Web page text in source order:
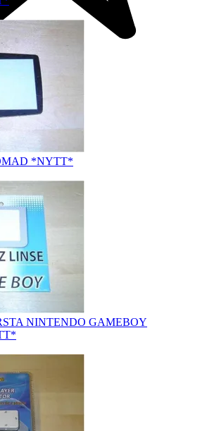
*NYTT*
NINTENDO GAMEBOY